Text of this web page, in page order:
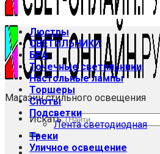
Магазин стильного освещения
Искать:
Люстры
СВЕТИЛЬНИКИ
БРА
Точечные светильники
Настольные лампы
Торшеры
Споты
Подсветки
Лента светодиодная
Треки
Уличное освещение